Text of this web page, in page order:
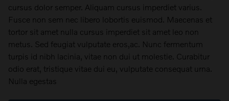
cursus dolor semper. Aliquam cursus imperdiet varius.
Fusce non sem nec libero lobortis euismod. Maecenas et
tortor sit amet nulla cursus imperdiet sit amet leo non
metus. Sed feugiat vulputate eros,ac. Nunc fermentum
turpis id nibh lacinia, vitae non dui ut molestie. Curabitur
odio erat, tristique vitae dui eu, vulputate consequat urna.
Nulla egestas